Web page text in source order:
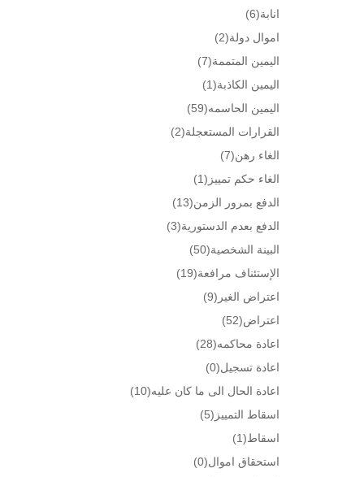
انابة(6)
اموال دولة(2)
اليمين المتممة(7)
اليمين الكاذبة(1)
اليمين الحاسمه(59)
القرارات المستعجلة(2)
الغاء رهن(7)
الغاء حكم تمييز (1)
الدفع بمرور الزمن(13)
الدفع بعدم الدستورية(3)
البينة الشخصية(50)
الإستئناف مرافعة(19)
اعتراض الغير (9)
اعتراض(52)
اعادة محاكمه(28)
اعادة تسجيل(0)
اعادة الحال الى ما كان عليه(10)
اسقاط التمييز (5)
اسقاط(1)
استحقاق اموال(0)